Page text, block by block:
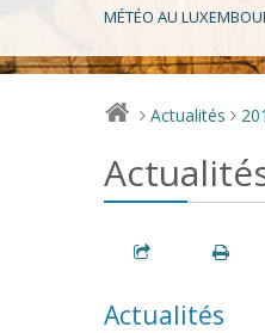
MÉTÉO AU
> Actualités >
Actualités